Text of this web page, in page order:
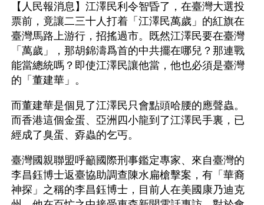
【人民報消息】江澤民利令智昏了，在臺灣大選投
票前，竟讓二三十人打着「江澤民萬歲」的紅旗在
臺灣馬路上游行，招搖過市。既然江澤民要在臺灣
「萬歲」，那胡錦濤爲首的中共擺在哪兒？那連戰
能當總統嗎？即使江澤民讓他當，他也必須是臺灣
的「董建華」。
而董建華是個見了江澤民只會點頭哈腰的應聲蟲。
而香港這個金蛋、亞洲四小龍到了江澤民手裏，已
經成了臭蛋、孬蟲的乞丐。
臺灣國親聯盟呼籲國際刑事鑑定專家、來自臺灣的
李昌鈺博士返臺協助調查陳水扁槍擊案，有「華裔
神探」之稱的李昌鈺博士，目前人在美國康乃迪克